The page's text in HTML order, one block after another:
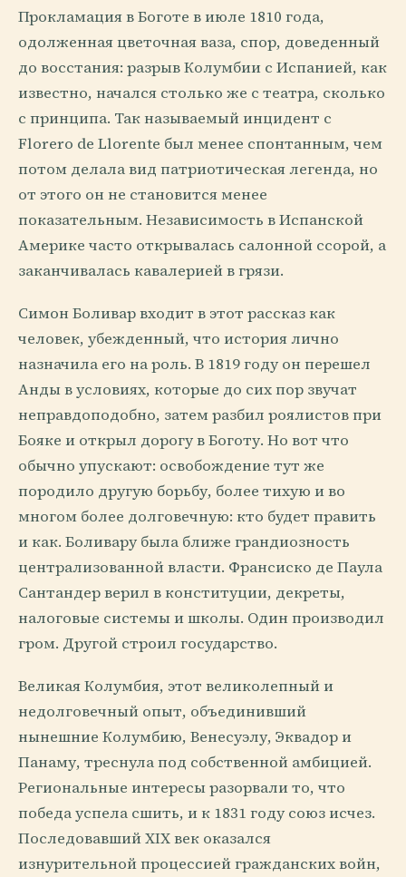
Прокламация в Боготе в июле 1810 года,
одолженная цветочная ваза, спор, доведенный
до восстания: разрыв Колумбии с Испанией, как
известно, начался столько же с театра, сколько
с принципа. Так называемый инцидент с
Florero de Llorente был менее спонтанным, чем
потом делала вид патриотическая легенда, но
от этого он не становится менее
показательным. Независимость в Испанской
Америке часто открывалась салонной ссорой, а
заканчивалась кавалерией в грязи.
Симон Боливар входит в этот рассказ как
человек, убежденный, что история лично
назначила его на роль. В 1819 году он перешел
Анды в условиях, которые до сих пор звучат
неправдоподобно, затем разбил роялистов при
Бояке и открыл дорогу в Боготу. Но вот что
обычно упускают: освобождение тут же
породило другую борьбу, более тихую и во
многом более долговечную: кто будет править
и как. Боливару была ближе грандиозность
централизованной власти. Франсиско де Паула
Сантандер верил в конституции, декреты,
налоговые системы и школы. Один производил
гром. Другой строил государство.
Великая Колумбия, этот великолепный и
недолговечный опыт, объединивший
нынешние Колумбию, Венесуэлу, Эквадор и
Панаму, треснула под собственной амбицией.
Региональные интересы разорвали то, что
победа успела сшить, и к 1831 году союз исчез.
Последовавший XIX век оказался
изнурительной процессией гражданских войн,